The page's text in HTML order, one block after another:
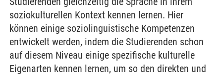
soziokulturellen Kontext kennen lernen. Hier
können einige soziolinguistische Kompetenzen
entwickelt werden, indem die Studierenden schon
auf diesem Niveau einige spezifische kulturelle
Eigenarten kennen lernen, um so den direkten und